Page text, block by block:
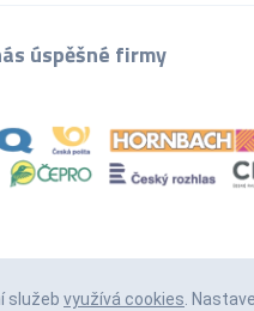
úspěšné firmy
služeb využívá cookies .